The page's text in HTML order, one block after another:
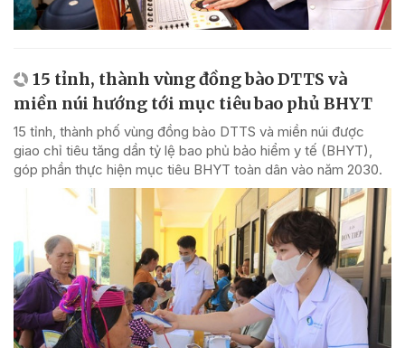
15 tỉnh, thành vùng đồng bào DTTS và
miền núi hướng tới mục tiêu bao phủ BHYT
15 tỉnh, thành phố vùng đồng bào DTTS và miền núi được
giao chỉ tiêu tăng dần tỷ lệ bao phủ bảo hiểm y tế (BHYT),
góp phần thực hiện mục tiêu BHYT toàn dân vào năm 2030.